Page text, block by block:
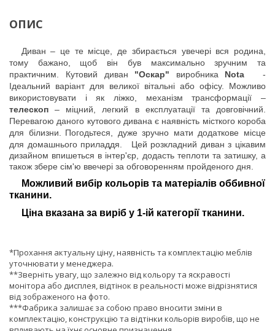
ОПИС
Диван – це те місце, де збирається увечері вся родина,
тому бажано, щоб він був максимально зручним та
практичним. Кутовий диван "Оскар" виробника Nota
-
Ідеальний варіант для великої вітальні або офісу. Можливо
використовувати і як ліжко, механізм трансформації –
телескоп – міцний, легкий в експлуатації та довговічний.
Перевагою даного кутового дивана є наявність місткого короба
для білизни.
Погодьтеся, дуже зручно мати додаткове місце
для домашнього приладдя.
Цей розкладний диван з цікавим
дизайном впишеться в інтер'єр, додасть теплоти та затишку, а
також збере сім'ю ввечері за обговоренням пройденого дня.
Можливий вибір кольорів та матеріалів оббивної
тканини.
Ціна вказана за виріб у 1-ій категорії тканини.
*Прохання актуальну ціну, наявність та комплектацію меблів
уточнювати у менеджера.
**Зверніть увагу, що залежно від кольору та яскравості
монітора або дисплея, відтінок в реальності може відрізнятися
від зображеного на фото.
***Фабрика залишає за собою право вносити зміни в
комплектацію, конструкцію та відтінки кольорів виробів, що не